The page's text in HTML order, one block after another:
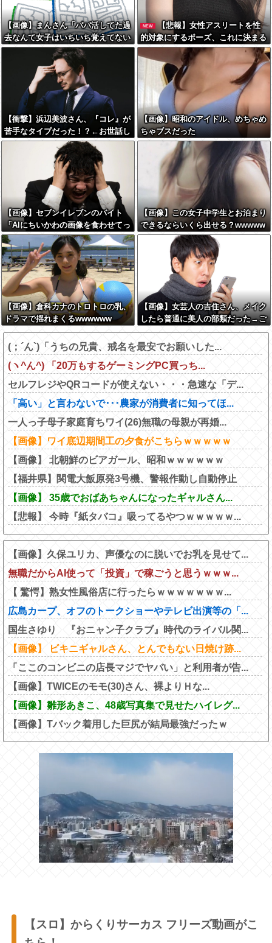
【画像】まんさん「パパ活してた過
去なんて女子はいちいち覚えてない
から」
NEW
【悲報】女性アスリートを性
的対象にするポーズ、これに決まる
【衝撃】浜辺美波さん、『コレ』が
苦手なタイプだった！？←お世話し
てあげたい弱男が大量沸きしてしま
うw w w w w w w w w
【画像】昭和のアイドル、めちゃめ
ちゃブスだった
【画像】セブンイレブンのバイト
「AIにちいかわの画像を食わせてっ
と………できた！」→とんでもない
ものが出来上がってしまうw w w w
w
【画像】この女子中学生とお泊まり
できるならいくら出せる？wwwww
【画像】倉科カナのトロトロの乳、
ドラマで揺れまくるwwwwww
【画像】女芸人の吉住さん、メイク
したら普通に美人の部類だった→ご
覧くださいw w w w w w w w
(；´ん`)「うちの兄貴、戒名を最安でお願いした...
(ヽ^ん^) 「20万もするゲーミングPC買っち...
セルフレジやQRコードが使えない・・・急速な「デ...
「高い」と言わないで･･･農家が消費者に知ってほ...
一人っ子母子家庭育ちワイ(26)無職の母親が再婚...
【画像】ワイ底辺期間工の夕食がこちらｗｗｗｗｗ
【画像】 北朝鮮のビアガール、昭和ｗｗｗｗｗｗ
【福井県】関電大飯原発3号機、警報作動し自動停止
【画像】 35歳でおばあちゃんになったギャルさん...
【悲報】 今時『紙タバコ』吸ってるやつｗｗｗｗｗ...
【画像】久保ユリカ、声優なのに脱いでお乳を見せて...
無職だからAI使って「投資」で稼ごうと思うｗｗｗ...
【 驚愕】熟女性風俗店に行ったらｗｗｗｗｗｗｗ...
広島カープ、オフのトークショーやテレビ出演等の「...
国生さゆり 『おニャン子クラブ』時代のライバル関...
【画像】 ビキニギャルさん、とんでもない日焼け跡...
「ここのコンビニの店長マジでヤバい」と利用者が告...
【画像】TWICEのモモ(30)さん、裸よりＨな...
【画像】雛形あきこ、48歳写真集で見せたハイレグ...
【画像】Tバック着用した巨尻が結局最強だったｗ
【スロ】からくりサーカス フリーズ動画がこ